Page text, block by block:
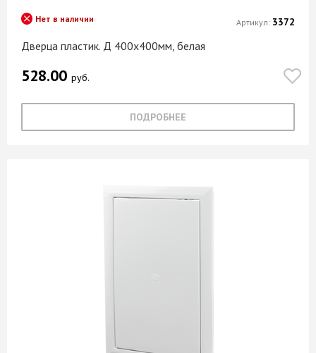
Дверца пластик. Д 400х400мм, белая
Нет в наличии
528.00 руб.
ПОДРОБНЕЕ
Артикул: 3372